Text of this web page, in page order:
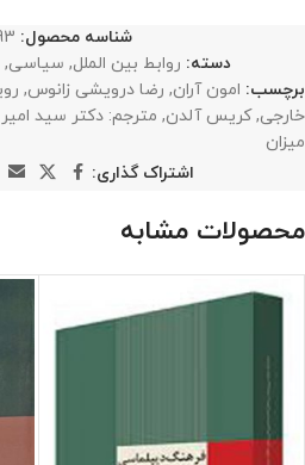
شناسه محصول:
دسته: روابط بین الملل, سیاسی,
برچسب: امون آران, رضا درویشی زانوس,
خارجی, کریس آلدن, مترجم: دکتر سید
میزان
اشتراک گذاری:
محصولات مشابه